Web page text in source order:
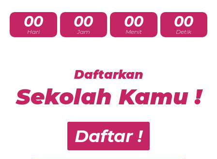
00
Hari
00
Jam
00
Menit
00
Detik
Daftarkan
Sekolah Kamu !
Daftar !